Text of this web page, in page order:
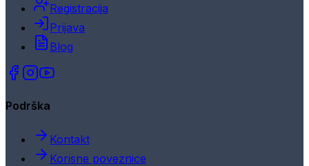
Registracija
Prijava
Blog
Podrška
Kontakt
Korisne poveznice